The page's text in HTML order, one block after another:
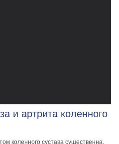
и артрита коленного
коленного сустава существенна.